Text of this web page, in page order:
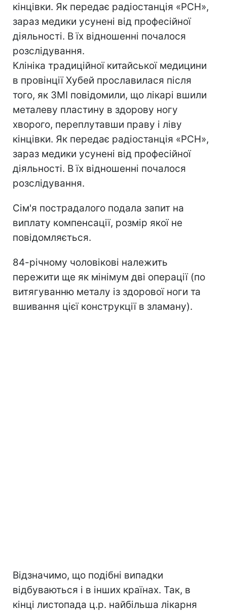
кінцівки. Як передає радіостанція «РСН»,
зараз медики усунені від професійної
діяльності. В їх відношенні почалося
розслідування.
Клініка традиційної китайської медицини
в провінції Хубей прославилася після
того, як ЗМІ повідомили, що лікарі вшили
металеву пластину в здорову ногу
хворого, переплутавши праву і ліву
кінцівки. Як передає радіостанція «РСН»,
зараз медики усунені від професійної
діяльності. В їх відношенні почалося
розслідування.
Сім'я пострадалого подала запит на
виплату компенсації, розмір якої не
повідомляється.
84-річному чоловікові належить
пережити ще як мінімум дві операції (по
витягуванню металу із здорової ноги та
вшивання цієї конструкції в зламану).
Відзначимо, що подібні випадки
відбуваються і в інших країнах. Так, в
кінці листопада ц.р. найбільша лікарня